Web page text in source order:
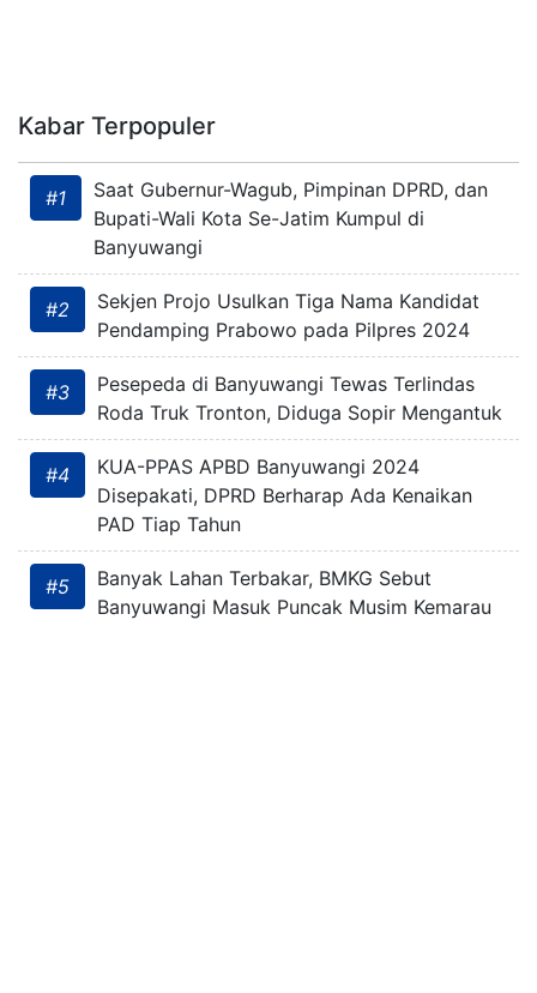
Kabar Terpopuler
#1
Saat Gubernur-Wagub, Pimpinan DPRD, dan
Bupati-Wali Kota Se-Jatim Kumpul di
Banyuwangi
#2
Sekjen Projo Usulkan Tiga Nama Kandidat
Pendamping Prabowo pada Pilpres 2024
#3
Pesepeda di Banyuwangi Tewas Terlindas
Roda Truk Tronton, Diduga Sopir Mengantuk
#4
KUA-PPAS APBD Banyuwangi 2024
Disepakati, DPRD Berharap Ada Kenaikan
PAD Tiap Tahun
#5
Banyak Lahan Terbakar, BMKG Sebut
Banyuwangi Masuk Puncak Musim Kemarau